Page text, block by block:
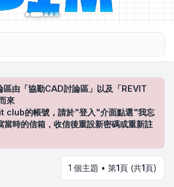
由「協勤CAD討論區」以及「REVIT
來
club的帳號，請於"登入"介面點選"我忘
時的信箱，收信後重設新密碼或重新註
1 個主題 • 第1頁 (共1頁)